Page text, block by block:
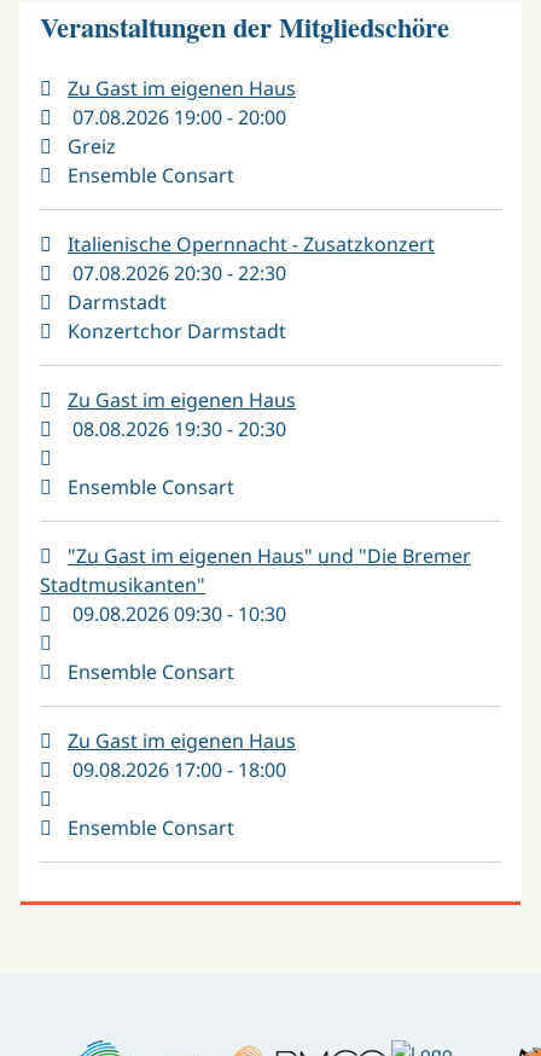
Veranstaltungen der Mitgliedschöre
Zu Gast im eigenen Haus
07.08.2026 19:00 - 20:00
Greiz
Ensemble Consart
Italienische Opernnacht - Zusatzkonzert
07.08.2026 20:30 - 22:30
Darmstadt
Konzertchor Darmstadt
Zu Gast im eigenen Haus
08.08.2026 19:30 - 20:30
Ensemble Consart
"Zu Gast im eigenen Haus" und "Die Bremer
Stadtmusikanten"
09.08.2026 09:30 - 10:30
Ensemble Consart
Zu Gast im eigenen Haus
09.08.2026 17:00 - 18:00
Ensemble Consart